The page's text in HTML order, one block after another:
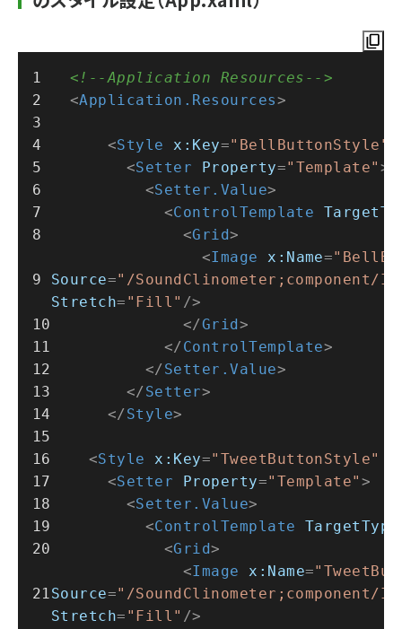
<!--Application Resources-->
<Application.Resources>
<Style x:Key="BellButtonStyle"
<Setter Property="Template" >
<Setter.Value>
<ControlTemplate
<Grid>
<Image x:Name=
Source="/SoundClinometer;component/
Stretch= "Fill" />
</Grid>
</ControlTemplate>
</Setter.Value>
</Setter>
</Style>
<Style x:Key="TweetButtonStyle"
<Setter Property="Template" >
<Setter.Value>
<ControlTemplate TargetType
<Grid>
<Image x:Name=
Source="/SoundClinometer;component/
Stretch= "Fill" />